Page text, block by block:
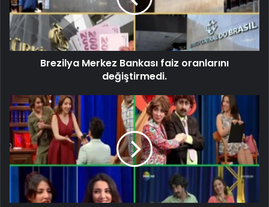
Brezilya Merkez Bankası faiz oranlarını
değiştirmedi.